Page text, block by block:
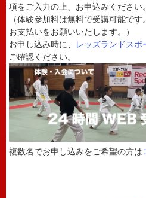
項をご入力の上、お申込みください。
（体験参加料は無料で受講可能で
お支払いをお願いいたします。）
お申し込み時に、
レッズランドス
ご確認ください。
複数名でお申し込みをご希望の方は